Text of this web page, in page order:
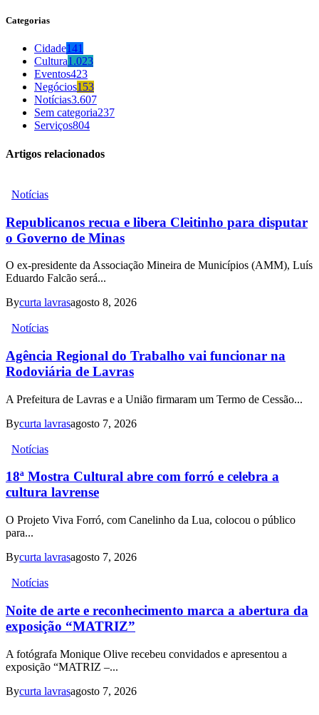
Categorias
Cidade141
Cultura1.023
Eventos423
Negócios153
Notícias3.607
Sem categoria237
Serviços804
Artigos relacionados
Notícias
Republicanos recua e libera Cleitinho para disputar
o Governo de Minas
O ex-presidente da Associação Mineira de Municípios (AMM), Luís
Eduardo Falcão será...
Bycurta lavrasagosto 8, 2026
Notícias
Agência Regional do Trabalho vai funcionar na
Rodoviária de Lavras
A Prefeitura de Lavras e a União firmaram um Termo de Cessão...
Bycurta lavrasagosto 7, 2026
Notícias
18ª Mostra Cultural abre com forró e celebra a
cultura lavrense
O Projeto Viva Forró, com Canelinho da Lua, colocou o público
para...
Bycurta lavrasagosto 7, 2026
Notícias
Noite de arte e reconhecimento marca a abertura da
exposição “MATRIZ”
A fotógrafa Monique Olive recebeu convidados e apresentou a
exposição “MATRIZ –...
Bycurta lavrasagosto 7, 2026